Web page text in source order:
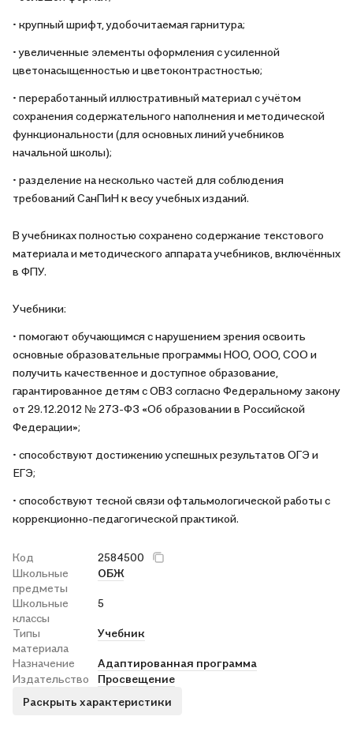
• крупный шрифт, удобочитаемая гарнитура;
• увеличенные элементы оформления с усиленной
цветонасыщенностью и цветоконтрастностью;
• переработанный иллюстративный материал с учётом
сохранения содержательного наполнения и методической
функциональности (для основных линий учебников
начальной школы);
• разделение на несколько частей для соблюдения
требований СанПиН к весу учебных изданий.
В учебниках полностью сохранено содержание текстового
материала и методического аппарата учебников, включённых
в ФПУ.
Учебники:
• помогают обучающимся с нарушением зрения освоить
основные образовательные программы НОО, ООО, СОО и
получить качественное и доступное образование,
гарантированное детям с ОВЗ согласно Федеральному закону
от 29.12.2012 № 273-ФЗ «Об образовании в Российской
Федерации»;
• способствуют достижению успешных результатов ОГЭ и
ЕГЭ;
• способствуют тесной связи офтальмологической работы с
коррекционно-педагогической практикой.
Код
2584500
Школьные
предметы
ОБЖ
Школьные
классы
5
Типы
материала
Учебник
Назначение
Адаптированная программа
Издательство
Просвещение
Раскрыть характеристики